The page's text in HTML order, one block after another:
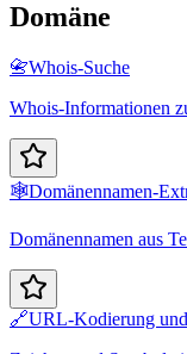
Domäne
📇Whois-Suche
Whois-Informationen
🕸️Domänennamen-
Domänennamen aus
🔗URL-Kodierung